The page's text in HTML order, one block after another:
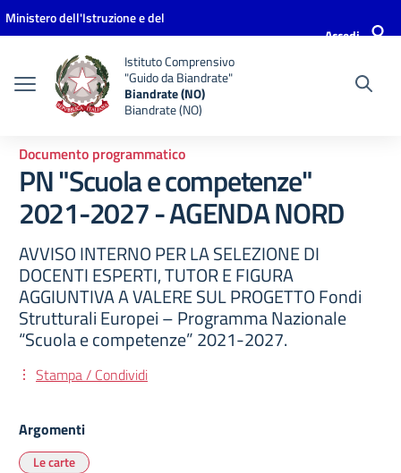
Vai ai contenuti
Vai al menu di navigazione
Vai al footer
Ministero dell'Istruzione e del
Accedi
Istituto Comprensivo
"Guido da Biandrate"
Biandrate (NO)
Biandrate (NO)
Documento programmatico
PN "Scuola e competenze"
2021-2027 - AGENDA NORD
AVVISO INTERNO PER LA SELEZIONE DI
DOCENTI ESPERTI, TUTOR E FIGURA
AGGIUNTIVA A VALERE SUL PROGETTO Fondi
Strutturali Europei – Programma Nazionale
“Scuola e competenze” 2021-2027.
Stampa / Condividi
Argomenti
Le carte